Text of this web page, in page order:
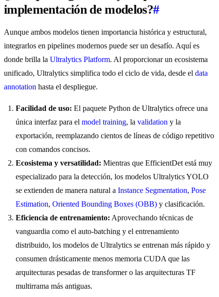
implementación de modelos?#
Aunque ambos modelos tienen importancia histórica y estructural,
integrarlos en pipelines modernos puede ser un desafío. Aquí es
donde brilla la Ultralytics Platform. Al proporcionar un ecosistema
unificado, Ultralytics simplifica todo el ciclo de vida, desde el data
annotation hasta el despliegue.
Facilidad de uso: El paquete Python de Ultralytics ofrece una
única interfaz para el model training, la validation y la
exportación, reemplazando cientos de líneas de código repetitivo
con comandos concisos.
Ecosistema y versatilidad: Mientras que EfficientDet está muy
especializado para la detección, los modelos Ultralytics YOLO
se extienden de manera natural a Instance Segmentation, Pose
Estimation, Oriented Bounding Boxes (OBB) y clasificación.
Eficiencia de entrenamiento: Aprovechando técnicas de
vanguardia como el auto-batching y el entrenamiento
distribuido, los modelos de Ultralytics se entrenan más rápido y
consumen drásticamente menos memoria CUDA que las
arquitecturas pesadas de transformer o las arquitecturas TF
multirrama más antiguas.